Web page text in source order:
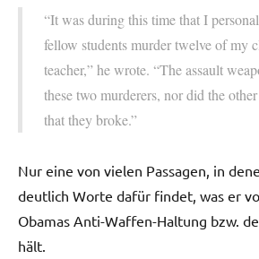
“It was during this time that I
fellow students murder twelve of my
teacher,” he wrote. “The assault
these two murderers, nor did the
that they broke.”
Nur eine von vielen Passagen, in
deutlich Worte dafür findet, was er
Obamas Anti-Waffen-Haltung bzw.
hält.